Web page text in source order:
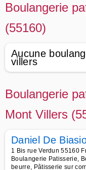
Boulangerie
(55160)
Aucune
villers
Boulangerie
Mont Villers
Daniel De
1 Bis rue Verdun 55160
Boulangerie Patisserie,
beurre, Pâtisserie sur